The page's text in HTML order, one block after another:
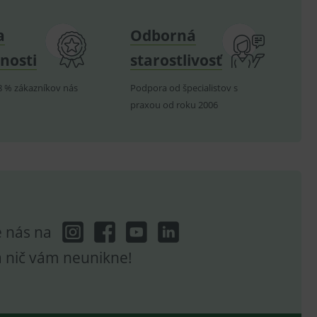
% zákazníkov nás
Odborná
starostlivosť
Podpora od špecialistov s
praxou od roku 2006
nás na
nič vám neunikne!
analytics.
analytics.
vhodné reklamy.
analytics.
reklamy.